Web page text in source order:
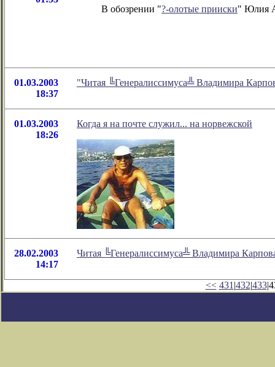
В обозрении "?-олотые прииски" Юлия
01.03.2003
18:37
"Читая ╚Генералиссимуса╩ Владимира
01.03.2003
18:26
Когда я на почте служил... на норвежской
28.02.2003
14:17
Читая ╚Генералиссимуса╩ Владимира
<< 431 |432|433